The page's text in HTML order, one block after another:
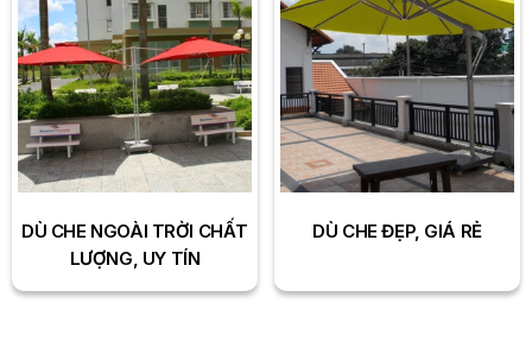
DÙ CHE NGOÀI TRỜI CHẤT
LƯỢNG, UY TÍN
DÙ CHE ĐẸP, GIÁ RẺ